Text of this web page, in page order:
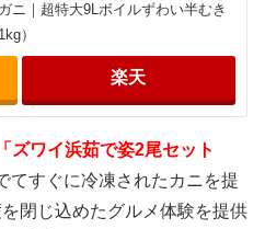
ニ｜超特大9Lボイルずわい半むき
）
楽天
「ズワイ浜茹で姿2尾セット
てすぐに冷凍されたカニを提
閉じ込めたグルメ体験を提供